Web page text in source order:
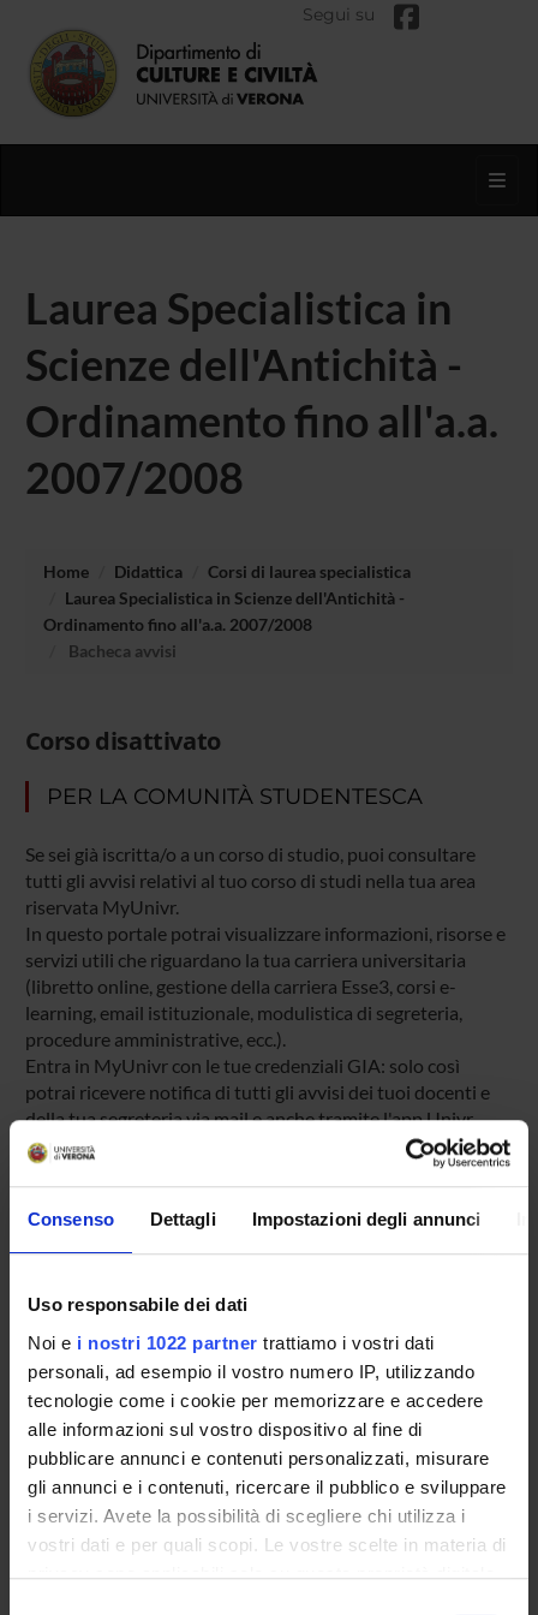
Consenso Dettagli Impostazioni degli annunci
Uso responsabile dei dati
Noi e i nostri 1022 partner trattiamo i vostri dati
personali, ad esempio il vostro numero IP, utilizzando
tecnologie come i cookie per memorizzare e accedere
alle informazioni sul vostro dispositivo al fine di
pubblicare annunci e contenuti personalizzati, misurare
gli annunci e i contenuti, ricercare il pubblico e sviluppare
i servizi. Avete la possibilità di scegliere chi utilizza i
vostri dati e per quali scopi. Le vostre scelte in materia di
privacy sono applicabili solo su questa proprietà digitale
Segui su
Laurea Specialistica in
Scienze dell'Antichità -
Ordinamento fino all'a.a.
2007/2008
Home Didattica
Corsi di laurea specialistica
Laurea Specialistica in Scienze dell'Antichità -
Ordinamento fino all'a.a. 2007/2008
Bacheca avvisi
Corso disattivato
PER LA COMUNITÀ STUDENTESCA
Se sei già iscritta/o a un corso di studio, puoi consultare
tutti gli avvisi relativi al tuo corso di studi nella tua area
riservata MyUnivr.
In questo portale potrai visualizzare informazioni, risorse e
servizi utili che riguardano la tua carriera universitaria
(libretto online, gestione della carriera Esse3, corsi e-
learning, email istituzionale, modulistica di segreteria,
procedure amministrative, ecc.).
Entra in MyUnivr con le tue credenziali GIA: solo così
potrai ricevere notifica di tutti gli avvisi dei tuoi docenti e
della tua segreteria via mail e anche tramite l'app Univr.
MYUNIVR
Come iscriversi
Insegnamenti
Calendario didattico
Orario lezioni
Calendario esami
Bacheca avvisi
Proposte tesi e stage